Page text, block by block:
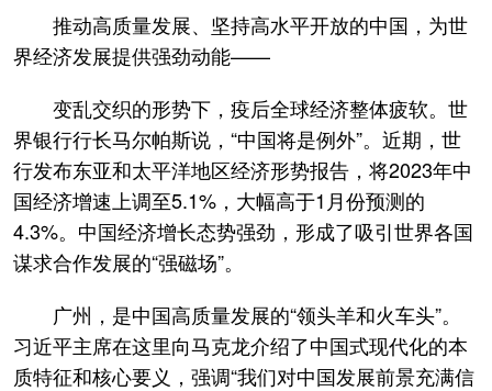
推动高质量发展、坚持高水平开放的中国，为世
界经济发展提供强劲动能——
变乱交织的形势下，疫后全球经济整体疲软。世
界银行行长马尔帕斯说，“中国将是例外”。近期，世
行发布东亚和太平洋地区经济形势报告，将2023年中
国经济增速上调至5.1%，大幅高于1月份预测的
4.3%。中国经济增长态势强劲，形成了吸引世界各国
谋求合作发展的“强磁场”。
广州，是中国高质量发展的“领头羊和火车头”。
习近平主席在这里向马克龙介绍了中国式现代化的本
质特征和核心要义，强调“我们对中国发展前景充满信